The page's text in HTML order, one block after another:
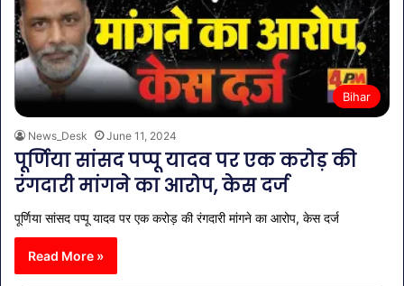
Bihar
News_Desk June 11, 2024
पूर्णिया सांसद पप्पू यादव पर एक करोड़ की
रंगदारी मांगने का आरोप, केस दर्ज
पूर्णिया सांसद पप्पू यादव पर एक करोड़ की रंगदारी मांगने का आरोप, केस दर्ज
Read More »